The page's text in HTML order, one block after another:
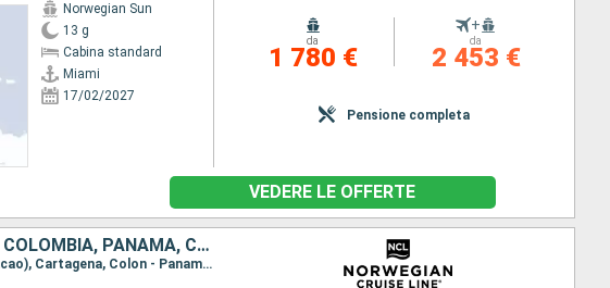
Norwegian Sun
13 g
Cabina standard
Miami
17/02/2027
da
1 780 €
+
da
2 453 €
Pensione completa
VEDERE LE OFFERTE
STATI UNITI, BAHAMAS, REPUBBLICA DOMINICANA, ARUBA, COLOMBIA, PANAMA, COSTA RICA
Itinerario : Miami, Great Stirrup Cay, Cabo Rojo, Oranjestad, Willemstad (Curacao), Cartagena, Colon - Panama, Canal Panama - Lac Gatun, Puerto Limon, Miami